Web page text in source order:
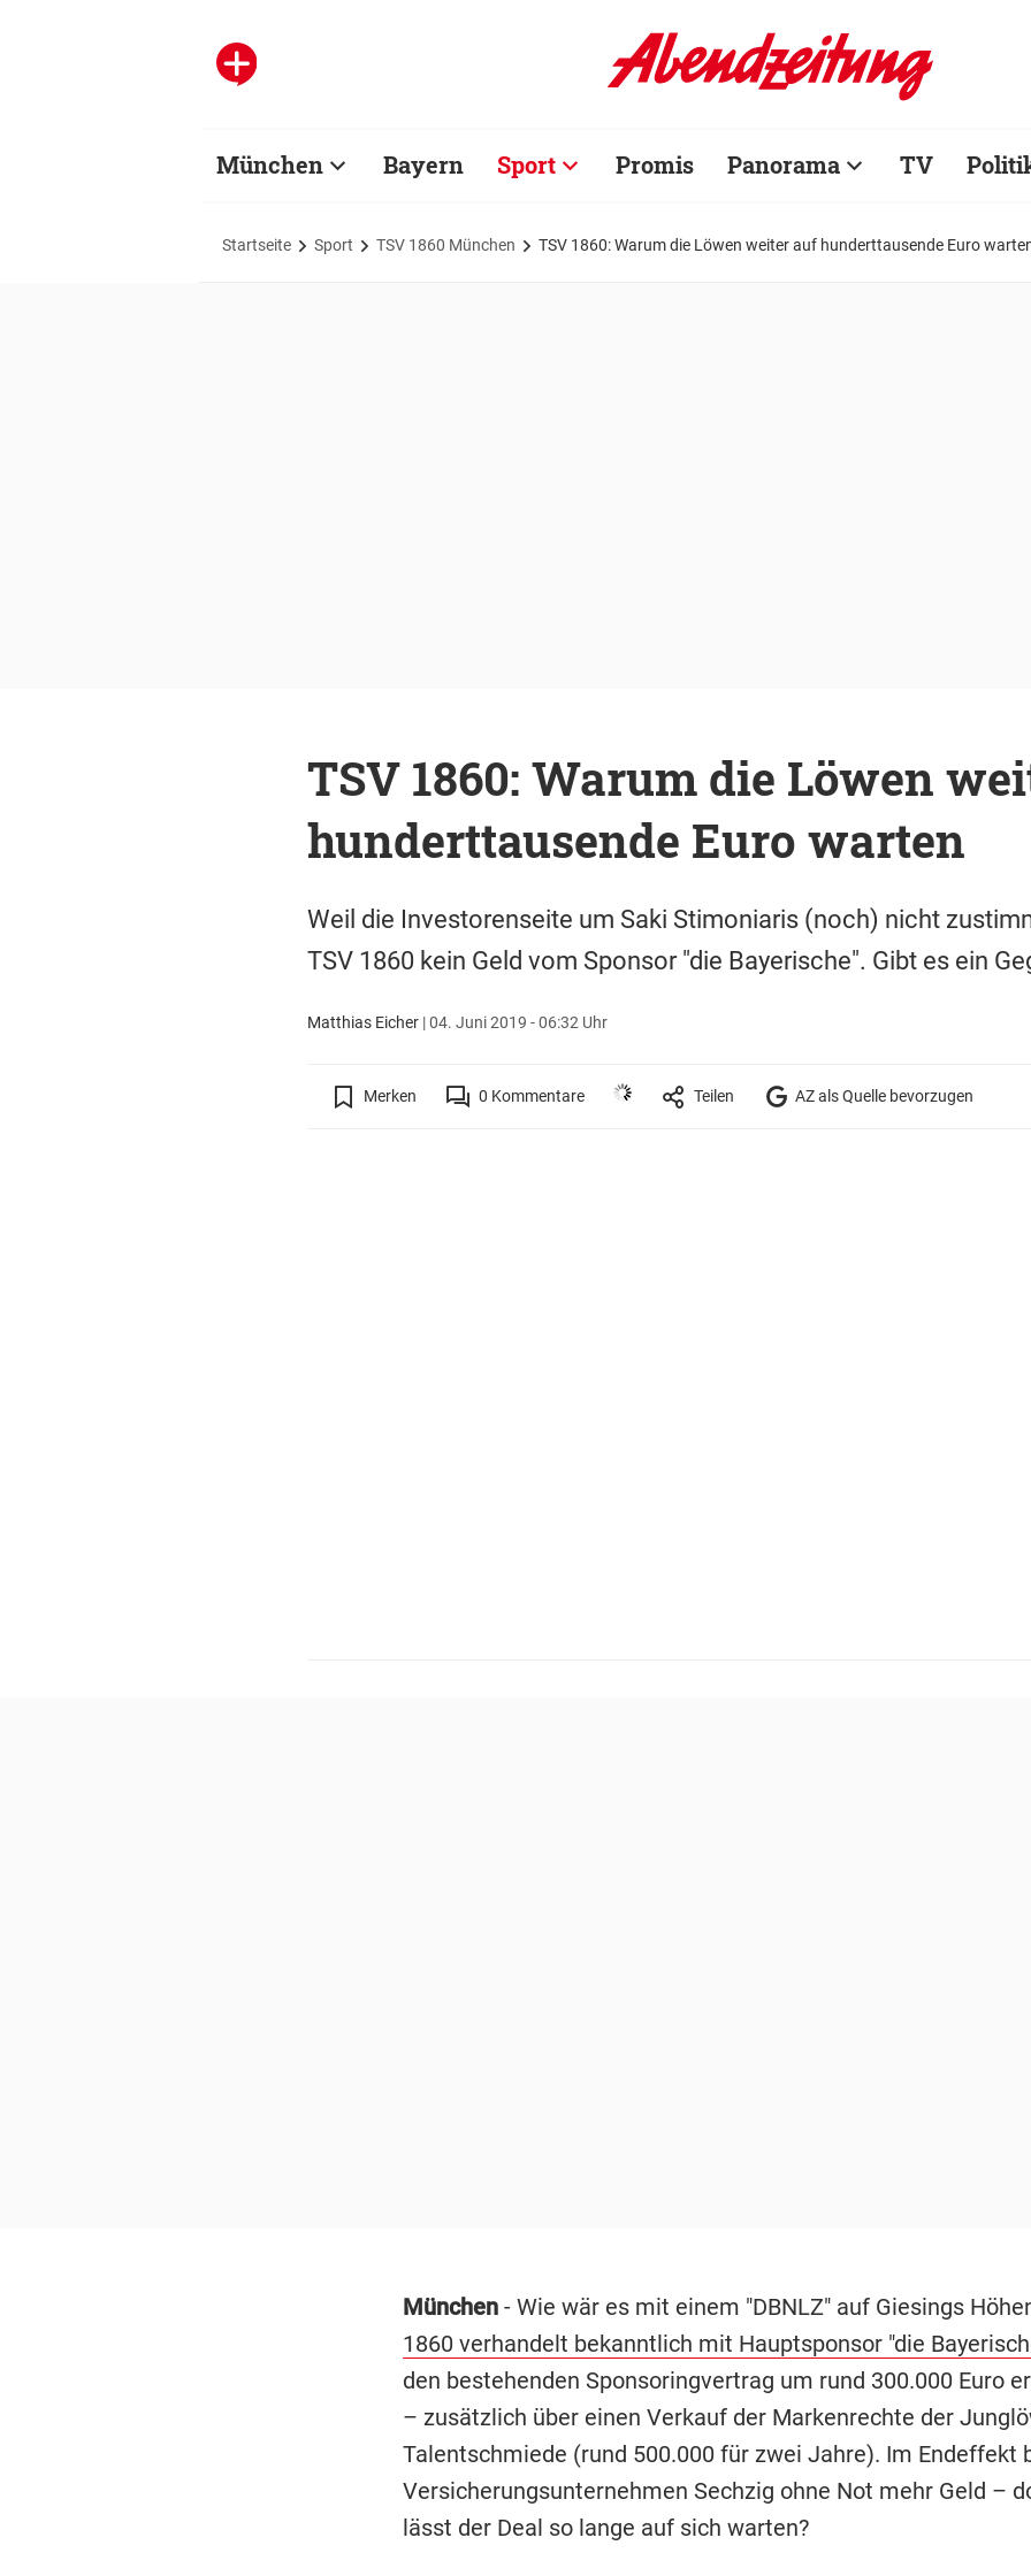
München Bayern Sport Promis Panorama TV
Startseite Sport TSV 1860 München TSV 1860: Warum die Löwen weiter auf hunderttausende Euro
TSV 1860: Warum die Löwen
hunderttausende Euro warten
Weil die Investorenseite um Saki Stimoniaris (noch) nicht
TSV 1860 kein Geld vom Sponsor "die Bayerische". Gibt es ein
Matthias Eicher|04. Juni 2019 - 06:32 Uhr
Merken 0 Kommentare Teilen AZ als Quelle bevorzugen
München- Wie wär es mit einem "DBNLZ" auf Giesings
1860 verhandelt bekanntlich mit Hauptsponsor "die
den bestehenden Sponsoringvertrag um rund 300.000 Euro
– zusätzlich über einen Verkauf der Markenrechte der
Talentschmiede (rund 500.000 für zwei Jahre). Im Endeffekt
Versicherungsunternehmen Sechzig ohne Not mehr Geld –
lässt der Deal so lange auf sich warten?